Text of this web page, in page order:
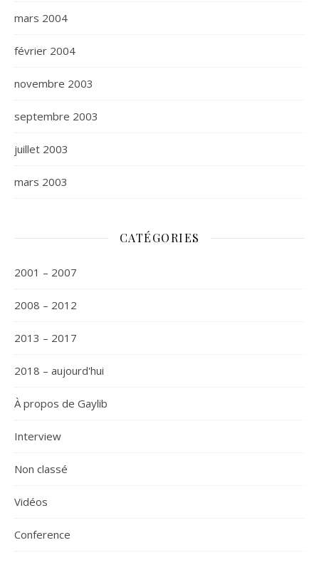
mars 2004
février 2004
novembre 2003
septembre 2003
juillet 2003
mars 2003
CATÉGORIES
2001 – 2007
2008 – 2012
2013 – 2017
2018 – aujourd'hui
À propos de Gaylib
Interview
Non classé
Vidéos
Сonference